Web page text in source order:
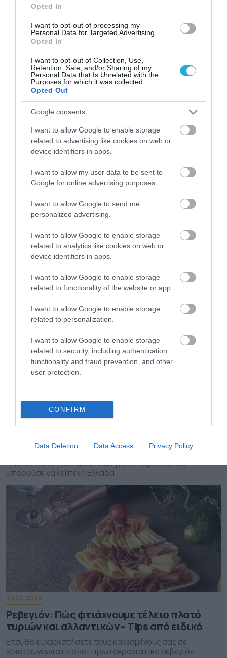
Opted In
I want to opt-out of processing my
Personal Data for Targeted Advertising.
Opted In
I want to opt-out of Collection, Use,
Retention, Sale, and/or Sharing of my
Personal Data that Is Unrelated with the
Purposes for which it was collected.
Opted Out
Google consents
I want to allow Google to enable storage
related to advertising like cookies on web or
device identifiers in apps.
I want to allow my user data to be sent to
Google for online advertising purposes.
I want to allow Google to send me
personalized advertising.
I want to allow Google to enable storage
related to analytics like cookies on web or
device identifiers in apps.
I want to allow Google to enable storage
related to functionality of the website or app.
I want to allow Google to enable storage
related to personalization.
I want to allow Google to enable storage
related to security, including authentication
functionality and fraud prevention, and other
user protection.
CONFIRM
Data Deletion Data Access Privacy Policy
23.08.2024
Καραλής και Τεντόγλου πήραν δώρο… τρία
κιλά ελβετικό τυρί
Οι φωτογραφίες που ανέβασε ο «Μanolo» στο Ιnstagram
Τα ξεχωριστά γευστικά τυριά της Ελλάδας –
Από τη φέτα και τη γραβιέρα έως το
Άσπρα και κίτρινα, μαλακά, κρεμώδη, σκληρά φρέσκα και
ώριμα, αλμυρά και γλυκά, όλα ξεχωριστά
04.04.2024
τυριών – Σε ποια θέση βρίσκεται η Ελλάδα
Από τη λίστα του Taste Atlas για τα τυριά δεν θα
μπορούσε να λείπει η Ελλάδα
24.12.2023
Ρεβεγιόν: Πώς φτιάχνουμε τέλειο πλατό
τυριών και αλλαντικών – Tips από ειδικό
Ετσι θα ευχαριστήσετε τους καλεσμένους σας σε
χριστουγεννιάτικο και πρωτοχρονιάτικο ρεβεγιόν